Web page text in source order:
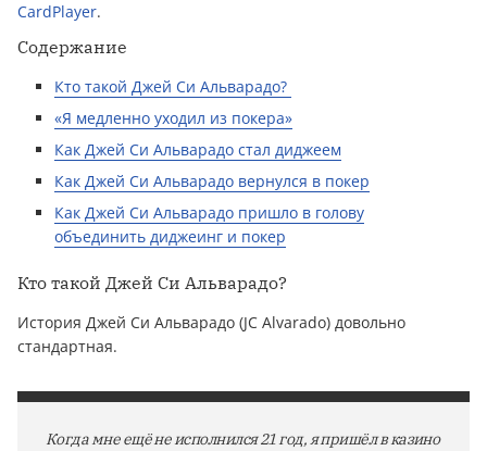
CardPlayer.
Содержание
Кто такой Джей Си Альварадо?
«Я медленно уходил из покера»
Как Джей Си Альварадо стал диджеем
Как Джей Си Альварадо вернулся в покер
Как Джей Си Альварадо пришло в голову
объединить диджеинг и покер
Кто такой Джей Си Альварадо?
История Джей Си Альварадо (JC Alvarado) довольно
стандартная.
Когда мне ещё не исполнился 21 год, я пришёл в казино